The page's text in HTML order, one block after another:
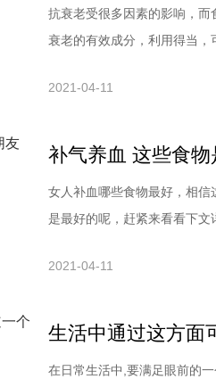
抗衰老受很多因素的影响，
衰老的有效成分，利用得当
步伐。鱼肉推荐理由：能在
2021-04-11
补气养血 这些食
女人补血哪些食物最好，相
是最好的呢，赶紧来看看下
效，而且并不比阿胶差。樱
2021-04-11
生活中通过这方面
在日常生活中,要满足眼前的